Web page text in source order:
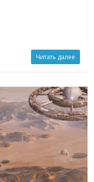
Читать далее